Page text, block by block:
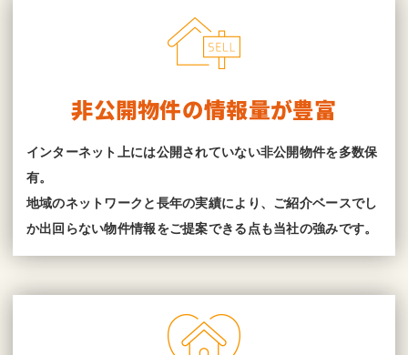
非公開物件の情報量が豊富
インターネット上には公開されていない非公開物件を多数保
有。
地域のネットワークと長年の実績により、ご紹介ベースでし
か出回らない物件情報をご提案できる点も当社の強みです。